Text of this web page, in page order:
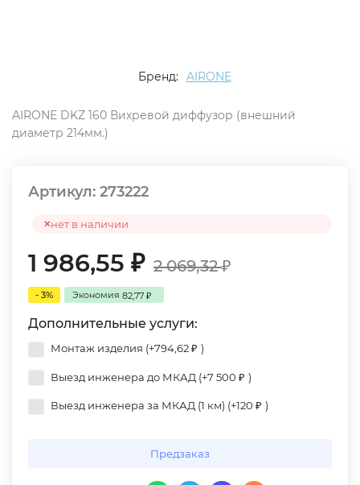
Бренд: AIRONE
AIRONE DKZ 160 Вихревой диффузор (внешний
диаметр 214мм.)
Артикул: 273222
нет в наличии
1 986,55 ₽ 2 069,32₽
- 3% Экономия 82,77 ₽
Дополнительные услуги:
Монтаж изделия (+794,62 ₽ )
Выезд инженера до МКАД (+7 500 ₽ )
Выезд инженера за МКАД (1 км) (+120 ₽ )
Предзаказ